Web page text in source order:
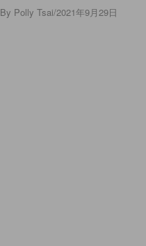
By Polly Tsai/2021年9月29日